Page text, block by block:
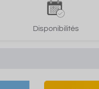
Disponibilités